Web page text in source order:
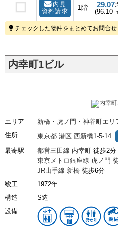
内見
資料請求
1階 29.07
(96.10
チェックした物件をまとめてお問合
内幸町1ビル
エリア
新橋・虎ノ門・神谷町エリ
住所
東京都 港区 西新橋1-5-14
最寄駅 都営三田線 内幸町 徒歩2分
東京メトロ銀座線 虎ノ門
JR山手線 新橋 徒歩6分
竣工
1972年
構造
S造
設備